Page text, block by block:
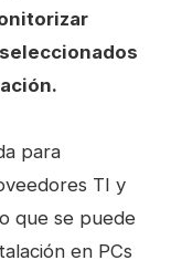
para
TI y
que se puede
en PCs